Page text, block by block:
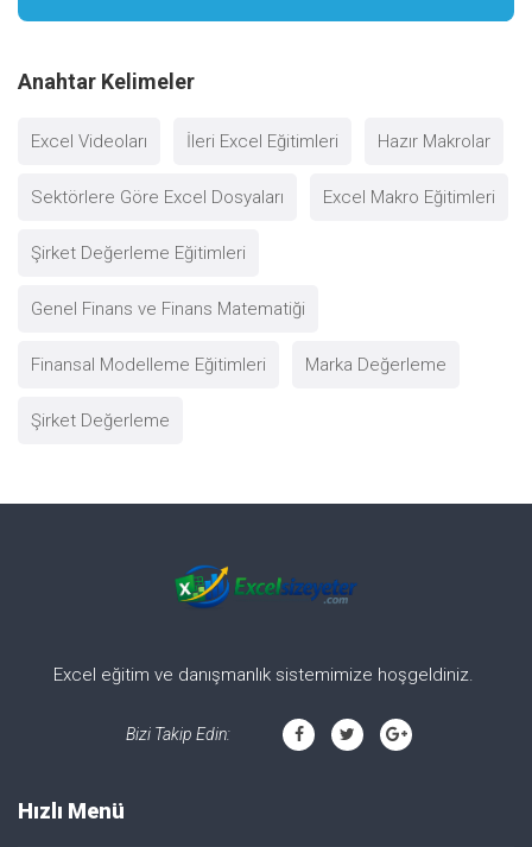
Anahtar Kelimeler
Excel Videoları İleri Excel Eğitimleri Hazır Makrolar
Sektörlere Göre Excel Dosyaları Excel Makro Eğitimleri
Şirket Değerleme Eğitimleri
Genel Finans ve Finans Matematiği
Finansal Modelleme Eğitimleri Marka Değerleme
Şirket Değerleme
Excel eğitim ve danışmanlık sistemimize hoşgeldiniz.
Bizi Takip Edin:
Hızlı Menü